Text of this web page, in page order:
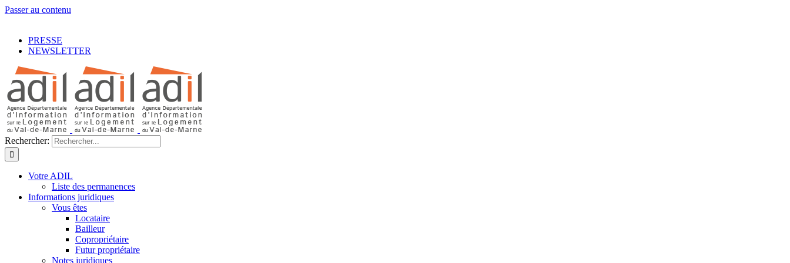
Passer au contenu
PRESSE
NEWSLETTER
Rechercher:
Votre ADIL
Liste des permanences
Informations juridiques
Vous êtes
Locataire
Bailleur
Copropriétaire
Futur propriétaire
Notes juridiques